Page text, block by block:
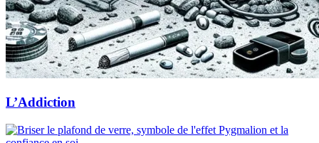
L’Addiction